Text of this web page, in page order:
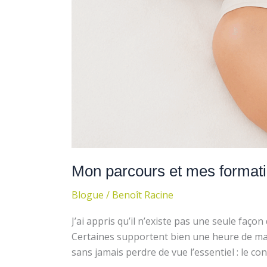
Mon parcours et mes
Blogue / Benoît Racine
J’ai appris qu’il n’existe pas une seule
Certaines supportent bien une heure de
sans jamais perdre de vue l’essentiel : le